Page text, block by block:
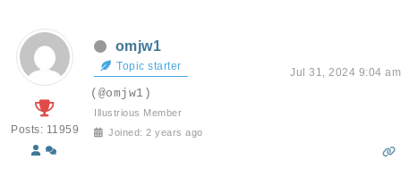
Posts: 11959
omjw1
Topic starter Jul 31, 2024 9:04 am
(@omjw1)
Illustrious Member
Joined: 2 years ago